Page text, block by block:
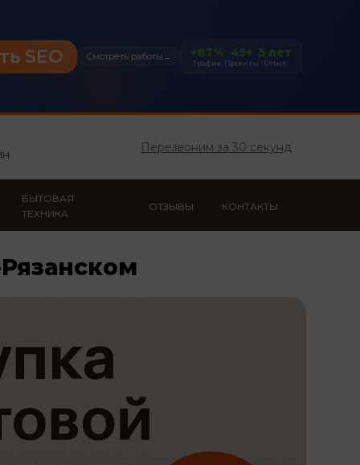
SEO Смотреть работы → +87%
Трафик
45+
Проекты
5 лет
Опыт
Перезвоним за 30 секунд
БЫТОВАЯ
ТЕХНИКА
ОТЗЫВЫ КОНТАКТЫ